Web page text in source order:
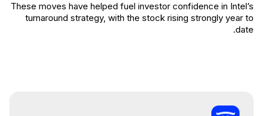
These moves have helped fuel investor confidence in Intel’s
turnaround strategy, with the stock rising strongly year to
date.